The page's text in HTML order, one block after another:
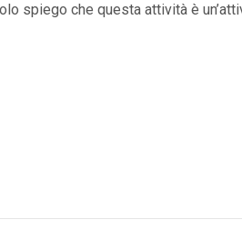
spiego che questa attività è